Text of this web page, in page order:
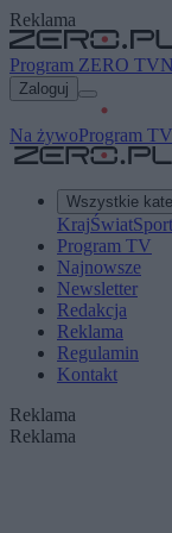
Reklama
Program ZERO TV
Zaloguj
Na żywoProgram TV
Wszystkie
KrajŚwiatSport
Program TV
Najnowsze
Newsletter
Redakcja
Reklama
Regulamin
Kontakt
Reklama
Reklama